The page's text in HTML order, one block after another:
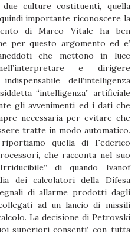
culture costituenti, quella
importante riconoscere la
di Marco Vitale ha ben
per questo argomento ed e’
che mettono in luce
e dirigere
dell’intelligenza
“intelligenza” artificiale
gli avvenimenti ed i dati che
necessaria per evitare che
tratte in modo automatico.
quella di Federico
che racconta nel suo
di quando Ivanof
dei calcolatori della Difesa
di allarme prodotti dagli
ad un lancio di missili
La decisione di Petrovski
superiori consenti’, con tutta